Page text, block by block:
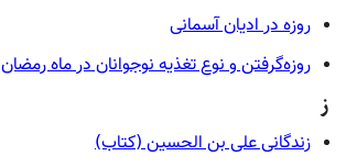
روزه در ادیان آسمانی
روزه‌گرفتن و نوع تغذيه نوجوانان در ماه رمضان
ز
زندگانی علی بن الحسین (کتاب)